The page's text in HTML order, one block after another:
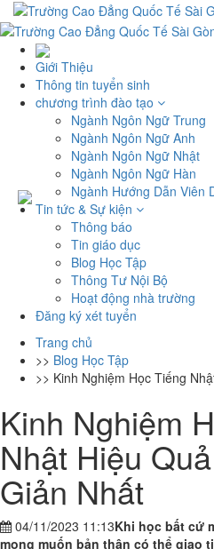
Giới Thiệu
Thông tin tuyển sinh
chương trình đào tạo
Ngành Ngôn Ngữ Trung
Ngành Ngôn Ngữ Anh
Ngành Ngôn Ngữ Nhật
Ngành Ngôn Ngữ Hàn
Ngành Hướng Dẫn Viên
Tin tức & Sự kiện
Thông báo
Tin giáo dục
Blog Học Tập
Thông Tư Nội Bộ
Hoạt động nhà trường
Đăng ký xét tuyển
Trang chủ
>> Blog Học Tập
>> Kinh Nghiệm Học Tiếng
Kinh Nghiệm
Nhật Hiệu
Giản Nhất
04/11/2023 11:13Khi học bất cứ
mong muốn bản thân có thể giao